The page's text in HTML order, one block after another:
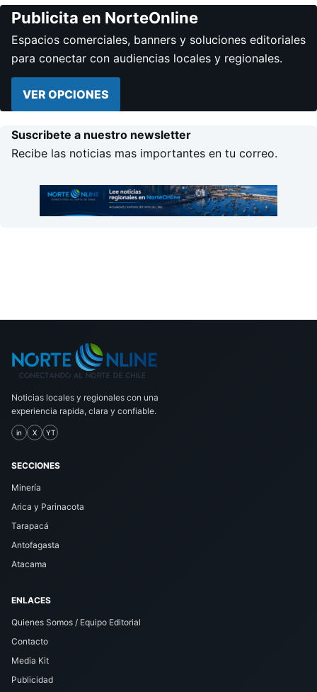
Publicita en NorteOnline
Espacios comerciales, banners y soluciones editoriales
para conectar con audiencias locales y regionales.
VER OPCIONES
Suscribete a nuestro newsletter
Recibe las noticias mas importantes en tu correo.
Noticias locales y regionales con una
experiencia rapida, clara y confiable.
in X YT
SECCIONES
Minería
Arica y Parinacota
Tarapacá
Antofagasta
Atacama
ENLACES
Quienes Somos / Equipo Editorial
Contacto
Media Kit
Publicidad